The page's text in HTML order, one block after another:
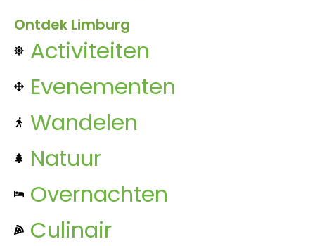
Ontdek Limburg
Activiteiten
Evenementen
Wandelen
Natuur
Overnachten
Culinair